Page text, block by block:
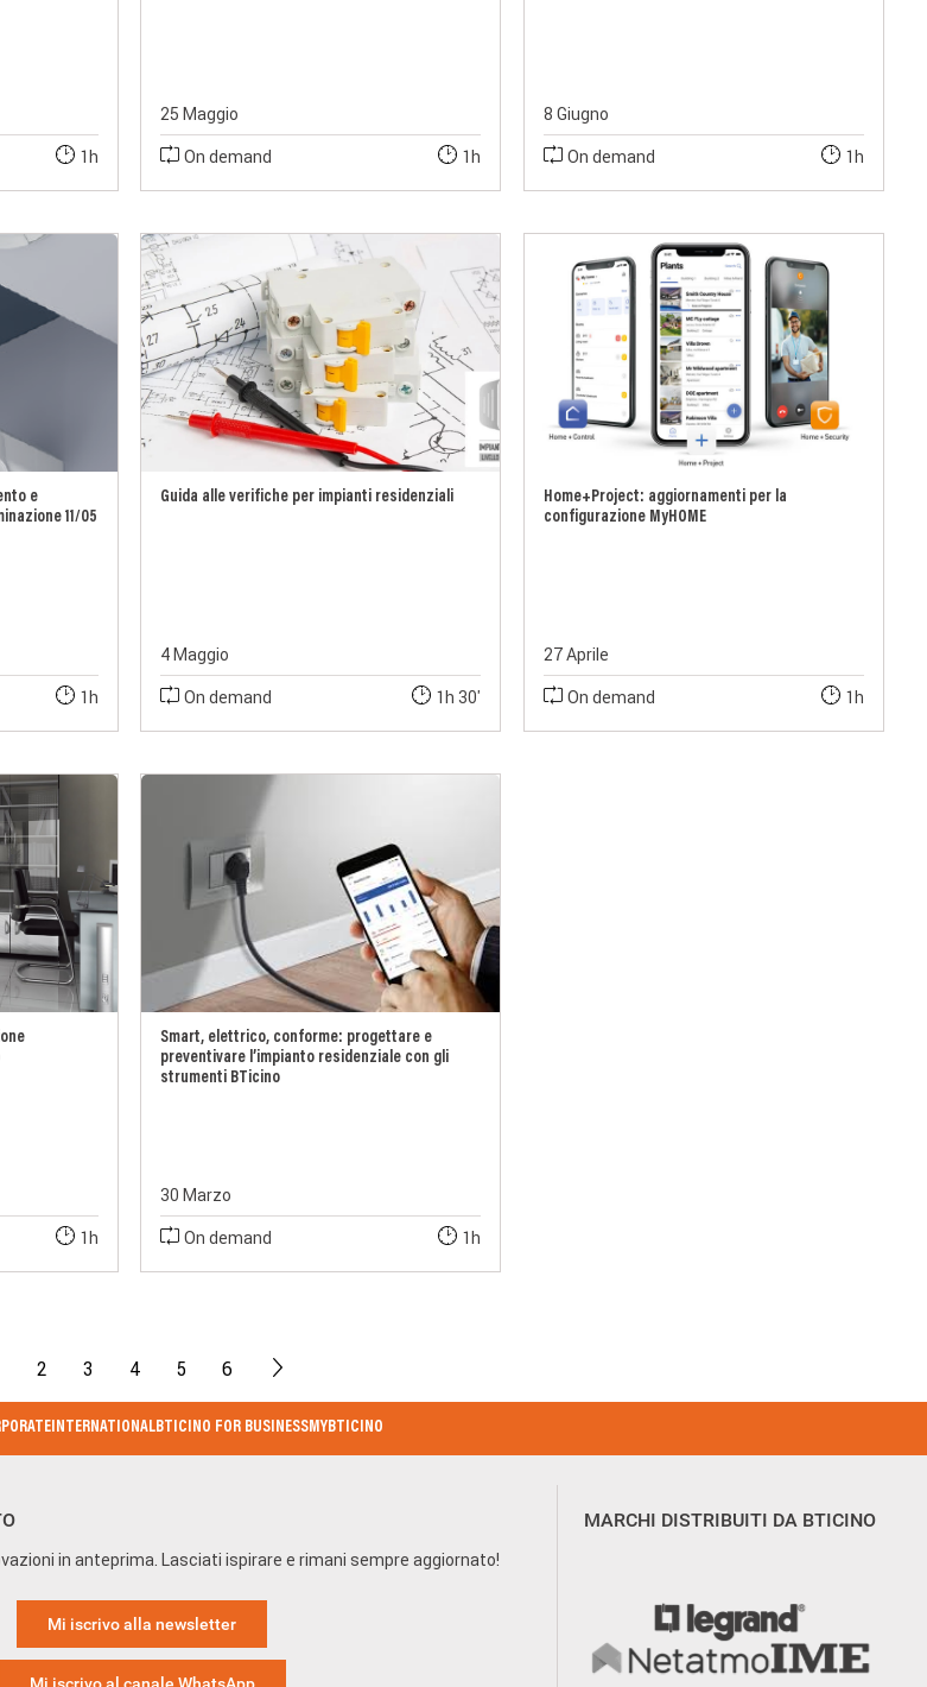
1h
25 Maggio
On demand
1h
8 Giugno
On demand
1h
e
11/05
1h
Guida alle verifiche per impianti residenziali
4 Maggio
On demand
1h 30'
Home+Project: aggiornamenti per la
configurazione MyHOME
27 Aprile
On demand
1h
1h
Smart, elettrico, conforme: progettare e
preventivare l’impianto residenziale con gli
strumenti BTicino
30 Marzo
On demand
1h
2 3 4 5
6
INTERNATIONALBTICINO FOR BUSINESSMYBTICINO
in anteprima. Lasciati ispirare e rimani sempre aggiornato!
Mi iscrivo alla newsletter
MARCHI DISTRIBUITI DA BTICINO